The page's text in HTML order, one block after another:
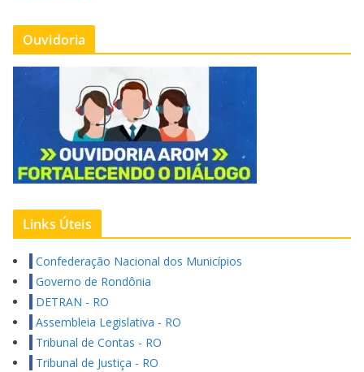
Ouvidoria
Links Úteis
Confederação Nacional dos Municípios
Governo de Rondônia
DETRAN - RO
Assembleia Legislativa - RO
Tribunal de Contas - RO
Tribunal de Justiça - RO